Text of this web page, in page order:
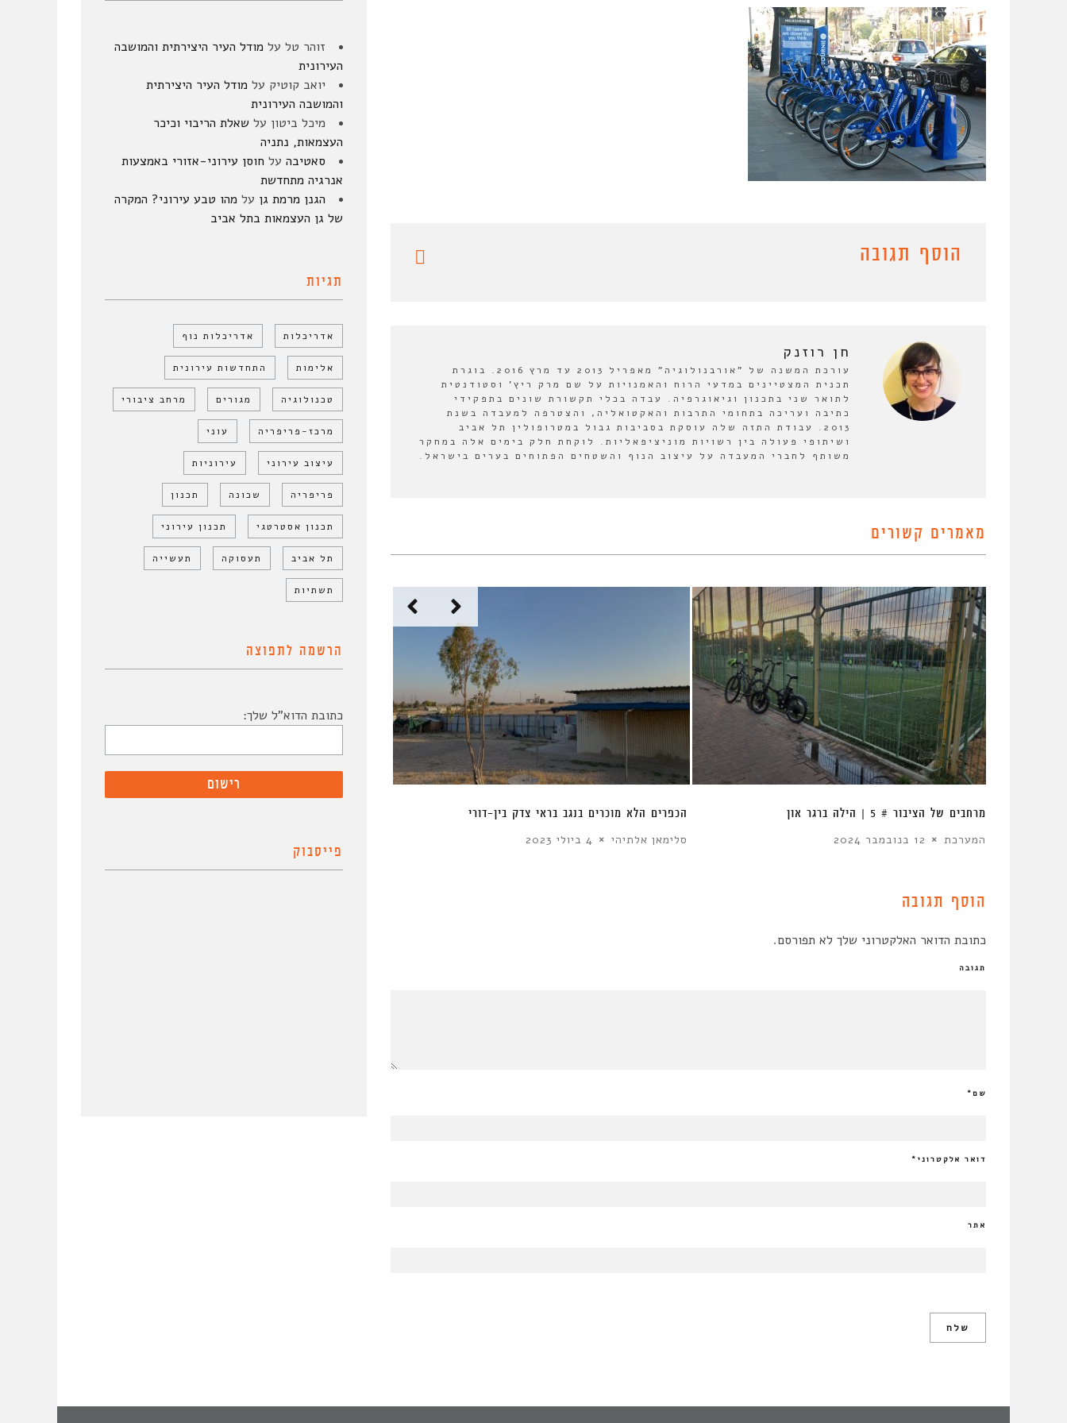
הוסף תגובה
חן רוזנק
עורכת המשנה של "אורבנולוגיה" מאפריל 2013 עד מרץ 2016. בוגרת
תכנית המצטיינים במדעי הרוח והאמנויות על שם מרק ריץ' וסטודנטית
לתואר שני בתכנון וגיאוגרפיה. עבדה בכלי תקשורת שונים בתפקידי
כתיבה ועריכה בתחומי התרבות והאקטואליה, והצטרפה למעבדה בשנת
2013. עבודת התזה שלה עוסקת בסביבות גבול במטרופולין תל אביב
ושיתופי פעולה בין רשויות מוניציפאליות. לוקחת חלק בימים אלה במחקר
משותף לחברי המעבדה על עיצוב הנוף והשטחים הפתוחים בערים בישראל.
מאמרים קשורים
הכפרים הלא מוכרים בנגב בראי צדק בין-דורי
סלימאן אלתיהי 4 ביולי 2023
מרחבים של הציבור # 5 | הילה ברגר און
המערכת 12 בנובמבר 2024
הוסף תגובה
כתובת הדואר האלקטרוני שלך לא תפורסם.
תגובה
שם*
דואר אלקטרוני *
אתר
זוהר טל על מודל העיר היצירתית והמושבה
העירונית
יואב קוטיק על מודל העיר היצירתית
והמושבה העירונית
מיכל ביטון על שאלת הריבוי וכיכר
העצמאות, נתניה
סאטיבה על חוסן עירוני-אזורי באמצעות
אנרגיה מתחדשת
הגנן מרמת גן על מהו טבע עירוני? המקרה
של גן העצמאות בתל אביב
תגיות
אדריכלות אדריכלות נוף
אלימות התחדשות עירונית
טכנולוגיה מגורים מרחב ציבורי
מרכז-פריפריה עוני
עיצוב עירוני עירוניות
פריפריה שכונה תכנון
תכנון אסטרטגי תכנון עירוני
תל אביב תעסוקה תעשייה
תשתיות
הרשמה לתפוצה
כתובת הדוא"ל שלך:
פייסבוק